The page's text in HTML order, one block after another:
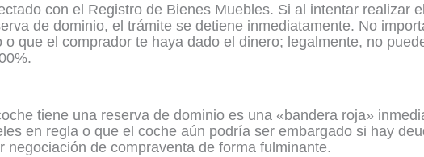
con el Registro de Bienes Muebles. Si al intentar realizar el
de dominio, el trámite se detiene inmediatamente. No
que el comprador te haya dado el dinero; legalmente, no
tiene una reserva de dominio es una «bandera roja»
en regla o que el coche aún podría ser embargado si hay
de compraventa de forma fulminante.